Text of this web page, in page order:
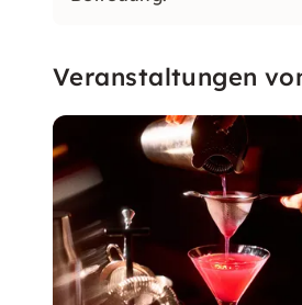
Veranstaltungen